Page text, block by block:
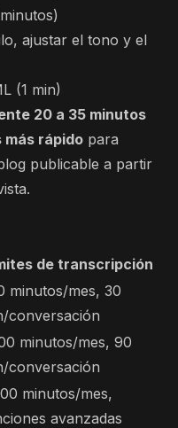
ajustar el tono y el
(1 min)
20 a 35 minutos
más rápido para
publicable a partir
de transcripción
minutos/mes, 30
conversación
minutos/mes, 90
conversación
minutos/mes,
avanzadas